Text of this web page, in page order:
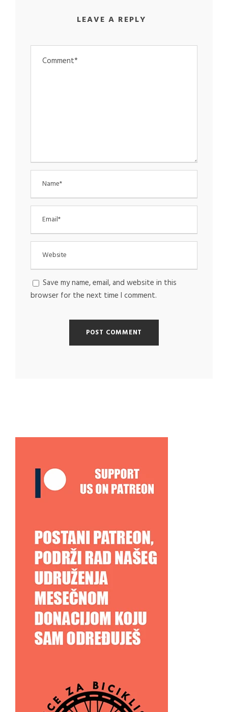
LEAVE A REPLY
Save my name, email, and website in this
browser for the next time I comment.